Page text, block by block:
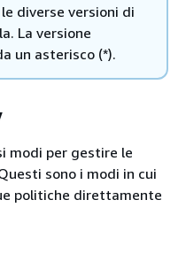
diverse versioni di
La versione
un asterisco (*).
modi per gestire le
sono i modi in cui
politiche direttamente